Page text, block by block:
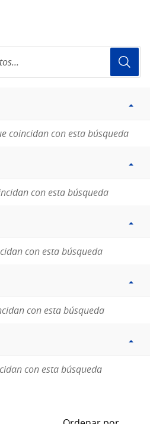
coincidan con esta búsqueda
con esta búsqueda
con esta búsqueda
con esta búsqueda
con esta búsqueda